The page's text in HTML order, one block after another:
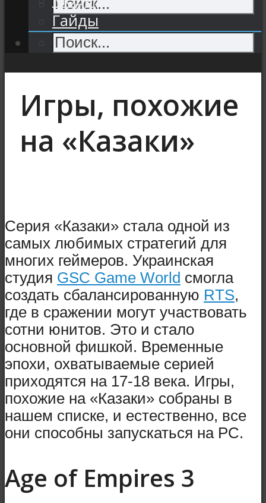
Гайды
Игры, похожие
на «Казаки»
Серия «Казаки» стала одной из
самых любимых стратегий для
многих геймеров. Украинская
студия GSC Game World смогла
создать сбалансированную RTS,
где в сражении могут участвовать
сотни юнитов. Это и стало
основной фишкой. Временные
эпохи, охватываемые серией
приходятся на 17-18 века. Игры,
похожие на «Казаки» собраны в
нашем списке, и естественно, все
они способны запускаться на PC.
Age of Empires 3